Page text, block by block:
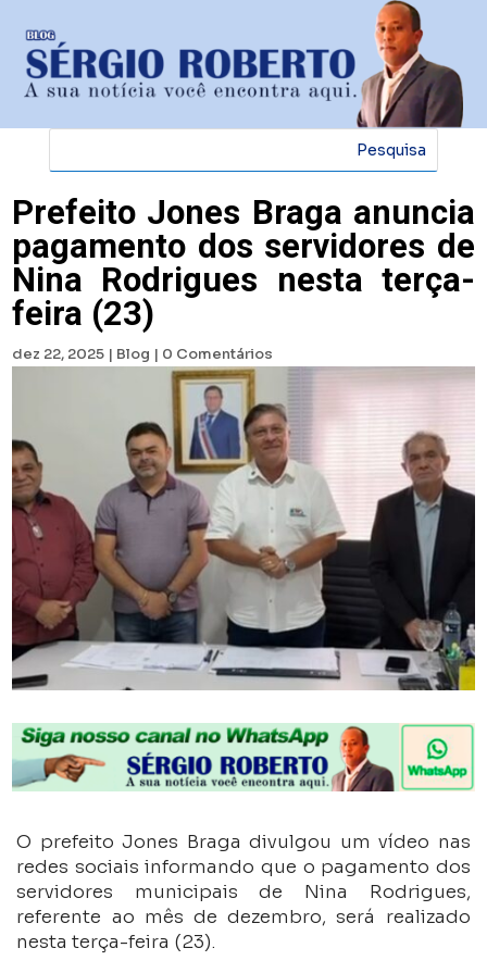
Prefeito Jones Braga anuncia
pagamento dos servidores de
Nina Rodrigues nesta terça-
feira (23)
dez 22, 2025 | Blog | 0 Comentários
O prefeito Jones Braga divulgou um vídeo nas
redes sociais informando que o pagamento dos
servidores municipais de Nina Rodrigues,
referente ao mês de dezembro, será realizado
nesta terça-feira (23).